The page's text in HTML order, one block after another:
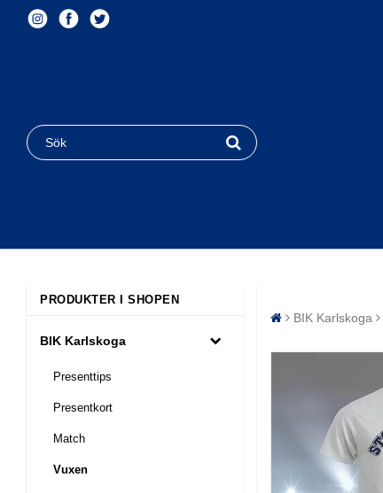
PRODUKTER I SHOPEN
BIK Karlskoga
Presenttips
Presentkort
Match
Vuxen
BIK Karlskoga